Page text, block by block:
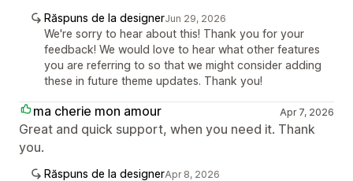
Răspuns de la designerJun 29, 2026
We're sorry to hear about this! Thank you for your
feedback! We would love to hear what other features
you are referring to so that we might consider adding
these in future theme updates. Thank you!
ma cherie mon amour Apr 7, 2026
Great and quick support, when you need it. Thank
you.
Răspuns de la designerApr 8, 2026